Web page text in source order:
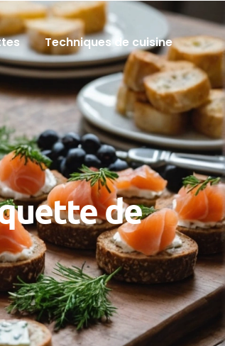
Techniques de cuisine
de